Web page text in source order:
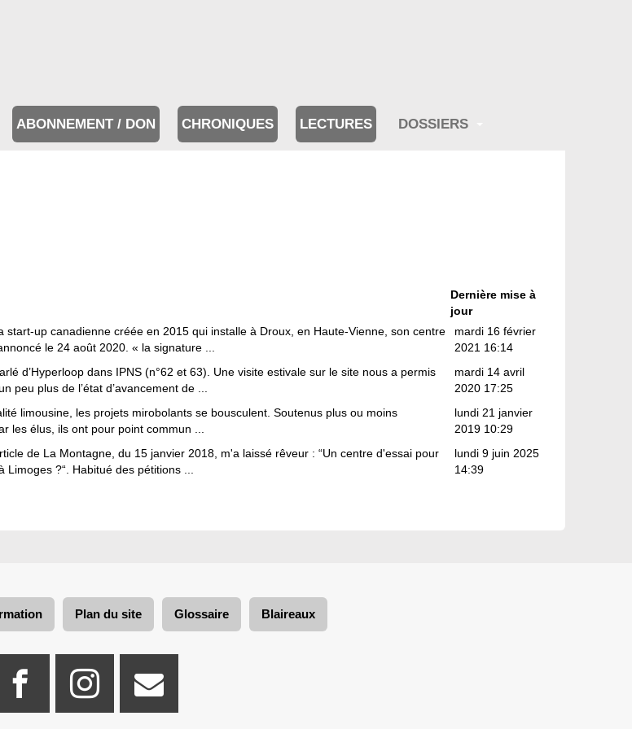
ABONNEMENT / DON CHRONIQUES LECTURES DOSSIERS
Dernière mise à
jour
start-up canadienne créée en 2015 qui installe à Droux, en Haute-Vienne, son centre
le 24 août 2020. « la signature ...
mardi 16 février
2021 16:14
d’Hyperloop dans IPNS (n°62 et 63). Une visite estivale sur le site nous a permis
peu plus de l’état d’avancement de ...
mardi 14 avril
2020 17:25
limousine, les projets mirobolants se bousculent. Soutenus plus ou moins
les élus, ils ont pour point commun ...
lundi 21 janvier
2019 10:29
de La Montagne, du 15 janvier 2018, m'a laissé rêveur : “Un centre d'essai pour
Limoges ?“. Habitué des pétitions ...
lundi 9 juin 2025
14:39
Plan du site Glossaire Blaireaux